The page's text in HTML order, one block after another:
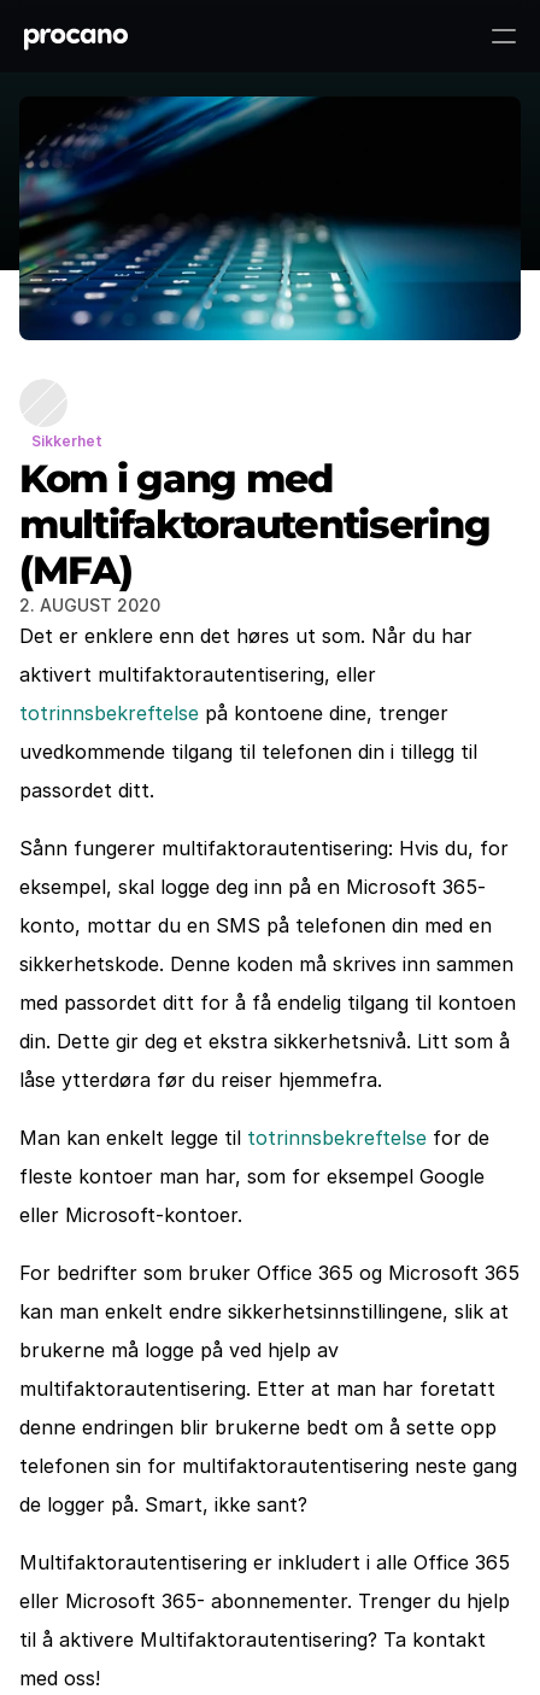
Kom i gang med
multifaktorautentisering (MFA)
Sikkerhet
Kom i gang med
multifaktorautentisering
(MFA)
2. AUGUST 2020
Det er enklere enn det høres ut som. Når du har
totrinnsbekreftelse på kontoene dine, trenger
uvedkommende tilgang til telefonen din i tillegg til
passordet ditt.
Sånn fungerer multifaktorautentisering: Hvis du, for
eksempel, skal logge deg inn på en Microsoft 365-
konto, mottar du en SMS på telefonen din med en
sikkerhetskode. Denne koden må skrives inn sammen
med passordet ditt for å få endelig tilgang til kontoen
din. Dette gir deg et ekstra sikkerhetsnivå. Litt som å
låse ytterdøra før du reiser hjemmefra.
Man kan enkelt legge til totrinnsbekreftelse for de
fleste kontoer man har, som for eksempel Google
eller Microsoft-kontoer.
For bedrifter som bruker Office 365 og Microsoft 365
kan man enkelt endre sikkerhetsinnstillingene, slik at
brukerne må logge på ved hjelp av
multifaktorautentisering. Etter at man har foretatt
denne endringen blir brukerne bedt om å sette opp
telefonen sin for multifaktorautentisering neste gang
de logger på. Smart, ikke sant?
Multifaktorautentisering er inkludert i alle Office 365
eller Microsoft 365- abonnementer. Trenger du hjelp
til å aktivere Multifaktorautentisering? Ta kontakt
med oss!